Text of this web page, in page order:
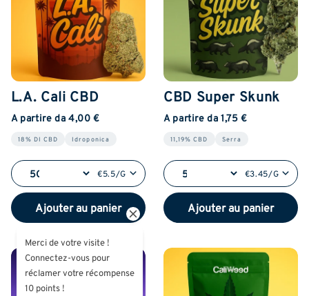
L.A. Cali CBD
A partire da 4,00 €
18% DI CBD Idroponica
€5.5/G
Ajouter au panier
CBD Super Skunk
A partire da 1,75 €
11,19% CBD Serra
€3.45/G
Ajouter au panier
Merci de votre visite !
Connectez-vous pour
réclamer votre récompense
10 points !